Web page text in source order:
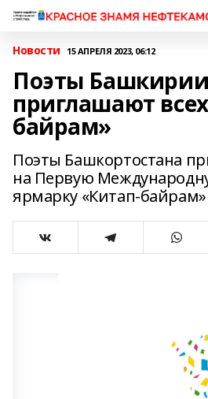
Новости 15 АПРЕЛЯ 2023, 06:12
Поэты Башкирии
приглашают
байрам»
Поэты Башкортостана
на Первую
ярмарку «Китап-байрам»